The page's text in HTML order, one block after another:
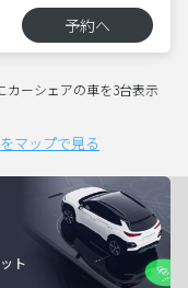
予約へ
カーシェアの車を3台表示
マップで見る
ト